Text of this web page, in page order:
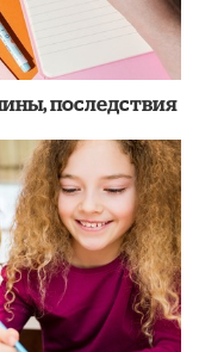
последствия